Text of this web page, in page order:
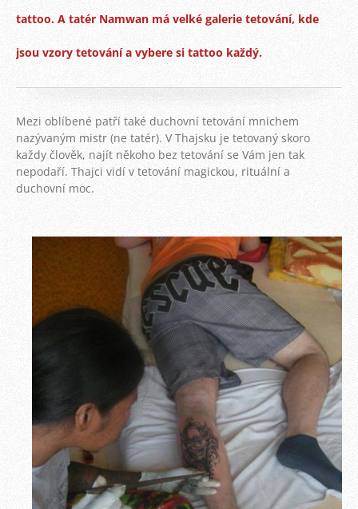
tattoo. A tatér Namwan má velké galerie tetování, kde
jsou vzory tetování a vybere si tattoo každý.
Mezi oblíbené patří také duchovní tetování mnichem
nazývaným mistr (ne tatér). V Thajsku je tetovaný skoro
každy člověk, najít někoho bez tetování se Vám jen tak
nepodaří. Thajci vidí v tetování magickou, rituální a
duchovní moc.